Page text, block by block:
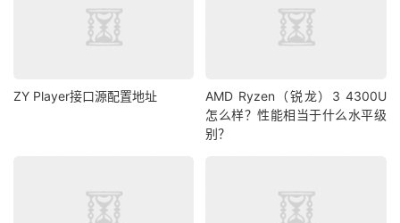
ZY Player接口源配置地址
AMD Ryzen（锐龙）3 4300U
怎么样？性能相当于什么水平级
别？